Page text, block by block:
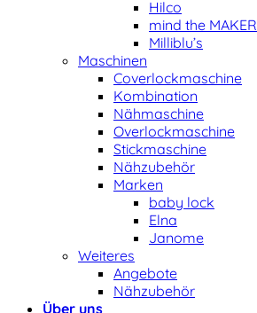
Hilco
mind the MAKER
Milliblu’s
Maschinen
Coverlockmaschine
Kombination
Nähmaschine
Overlockmaschine
Stickmaschine
Nähzubehör
Marken
baby lock
Elna
Janome
Weiteres
Angebote
Nähzubehör
Über uns